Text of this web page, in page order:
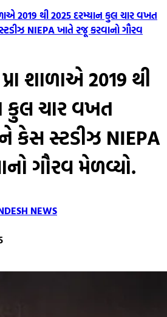
2019 થી 2025 દરમ્યાન કુલ ચાર વખત
NIEPA ખાતે રજૂ કરવાનો ગૌરવ
શાળાએ 2019 થી
કુલ ચાર વખત
સ્ટડીઝ NIEPA
ગૌરવ મેળવ્યો.
NEWS